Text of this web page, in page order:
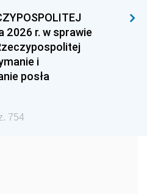
1994
1991
2026 r. w sprawie
i
posła
754